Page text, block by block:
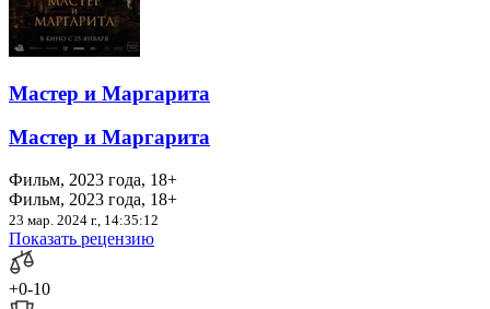
Мастер и Маргарита
Мастер и Маргарита
Фильм, 2023 года, 18+
Фильм, 2023 года, 18+
23 мар. 2024 г., 14:35:12
Показать рецензию
+0-10